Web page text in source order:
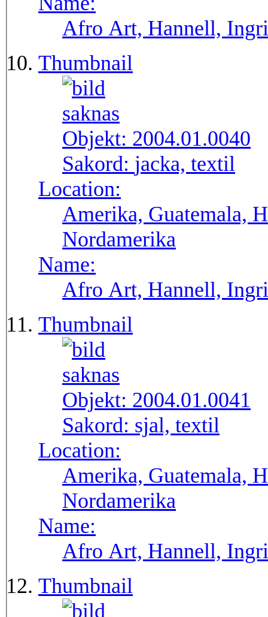
Afro Art, Hannell,
Thumbnail
Objekt: 2004.01.0040
Sakord: jacka, textil
Location:
Amerika, Guatemala,
Nordamerika
Name:
Afro Art, Hannell,
Thumbnail
Objekt: 2004.01.0041
Sakord: sjal, textil
Location:
Amerika, Guatemala,
Nordamerika
Name:
Afro Art, Hannell,
Thumbnail